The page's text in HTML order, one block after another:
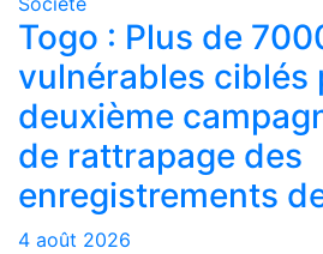
Togo : Plus de
vulnérables ciblés
deuxième
de rattrapage des
enregistrements
4 août 2026